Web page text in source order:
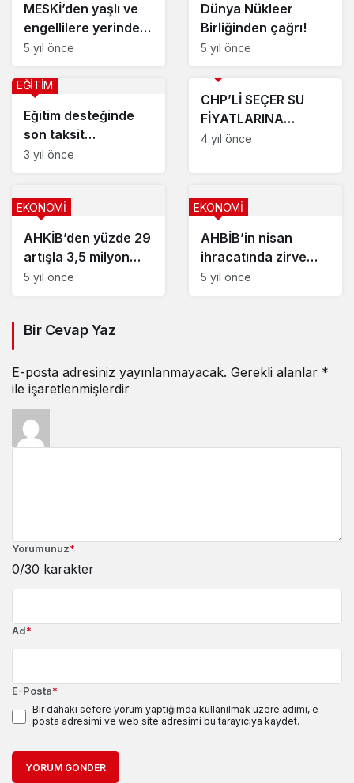
MESKİ’den yaşlı ve
engellilere yerinde
abonelik hizmeti
5 yıl önce
Dünya Nükleer
Birliğinden çağrı!
5 yıl önce
Eğitim desteğinde
son taksit
öğrencilerin
EĞİTİM
3 yıl önce
CHP’Lİ SEÇER SU
FİYATLARINA
BİNDİRMEK İSTEDİ,
4 yıl önce
AHKİB’den yüzde 29
artışla 3,5 milyon
dolarlık ihracat
EKONOMİ
5 yıl önce
AHBİB’in nisan
ihracatında zirve
nohutun
EKONOMİ
5 yıl önce
Bir Cevap Yaz
E-posta adresiniz yayınlanmayacak. Gerekli alanlar *
ile işaretlenmişlerdir
Yorumunuz*
0/30 karakter
Ad*
E-Posta*
Bir dahaki sefere yorum yaptığımda kullanılmak üzere adımı, e-
posta adresimi ve web site adresimi bu tarayıcıya kaydet.
YORUM GÖNDER